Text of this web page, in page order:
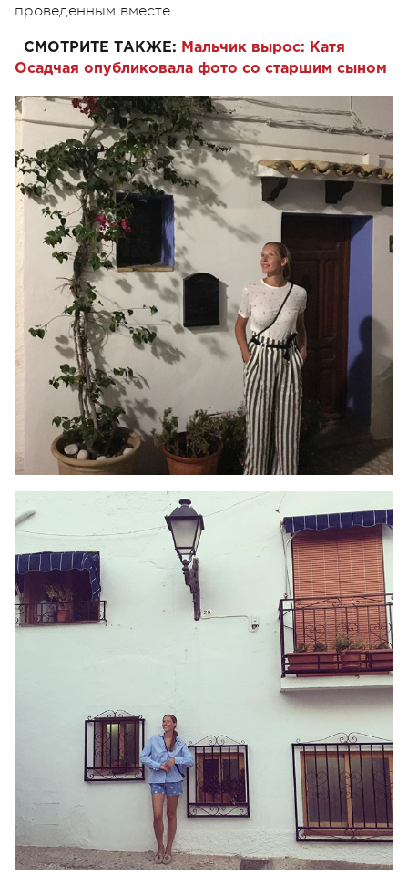
проведенным вместе.
СМОТРИТЕ ТАКЖЕ: Мальчик вырос: Катя
Осадчая опубликовала фото со старшим сыном